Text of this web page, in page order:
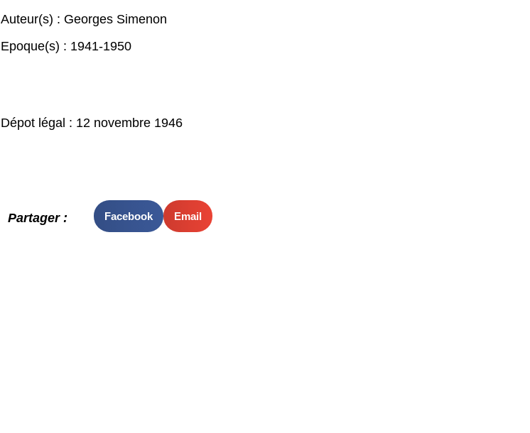
Auteur(s) : Georges Simenon
Epoque(s) : 1941-1950
Dépot légal : 12 novembre 1946
Partager : Facebook Email